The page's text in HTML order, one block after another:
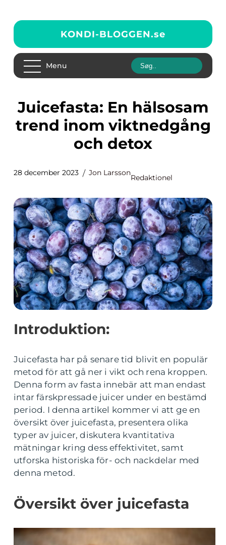
KONDI-BLOGGEN.se
Menu
Juicefasta: En hälsosam
trend inom viktnedgång
och detox
28 december 2023 Jon Larsson
Redaktionel
Introduktion:
Juicefasta har på senare tid blivit en populär
metod för att gå ner i vikt och rena kroppen.
Denna form av fasta innebär att man endast
intar färskpressade juicer under en bestämd
period. I denna artikel kommer vi att ge en
översikt över juicefasta, presentera olika
typer av juicer, diskutera kvantitativa
mätningar kring dess effektivitet, samt
utforska historiska för- och nackdelar med
denna metod.
Översikt över juicefasta